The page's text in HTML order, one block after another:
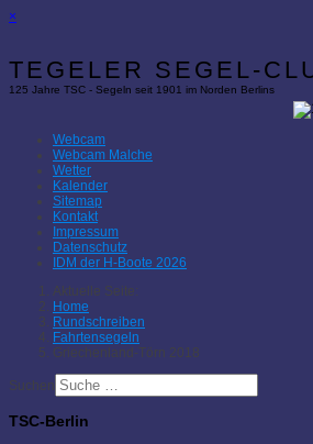
×
TEGELER SEGEL-
125 Jahre TSC - Segeln seit 1901 im Norden Berlins
Webcam
Webcam Malche
Wetter
Kalender
Sitemap
Kontakt
Impressum
Datenschutz
IDM der H-Boote 2026
Aktuelle Seite:
Home
Rundschreiben
Fahrtensegeln
Griechenland-Törn 2018
Suchen
TSC-Berlin